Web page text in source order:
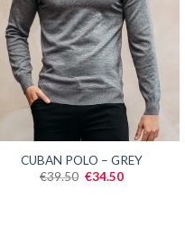
SALECUBAN POLO – GREY
€39.50 Oorspronkelijke
€34.50Huidige